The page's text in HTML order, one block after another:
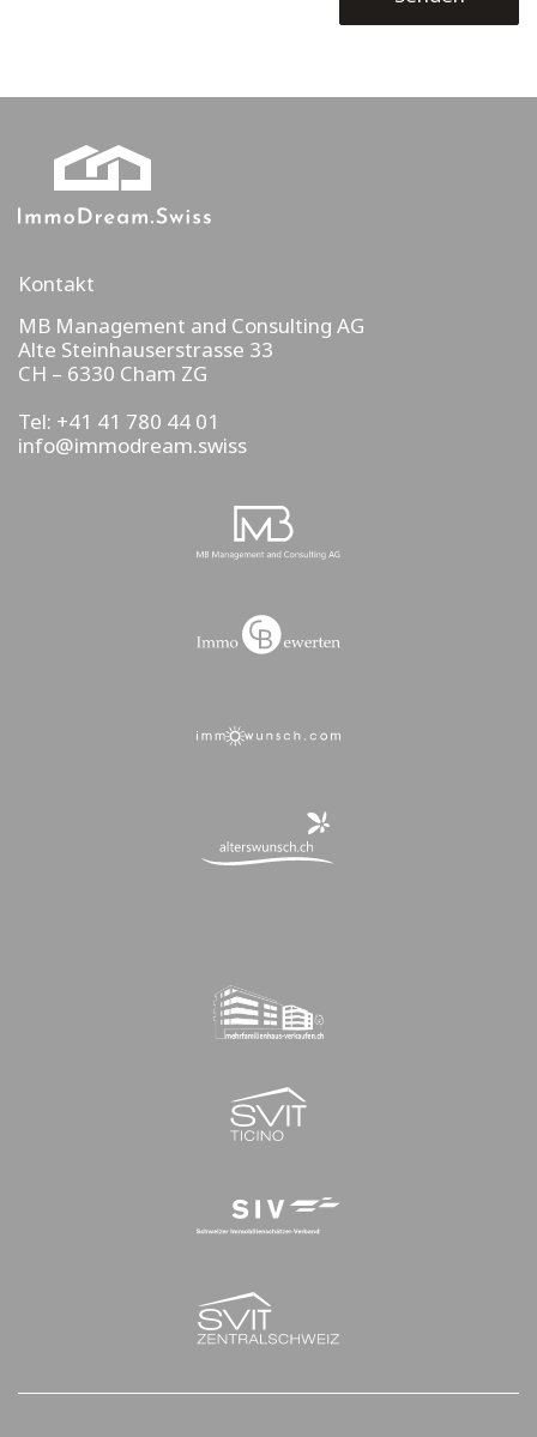
Kontakt
MB Management and Consulting AG
Alte Steinhauserstrasse 33
CH – 6330 Cham ZG
Tel: +41 41 780 44 01
info@immodream.swiss